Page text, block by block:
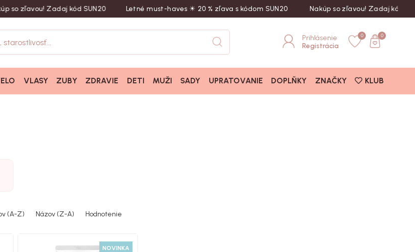
so zľavou! Zadaj kód SUN20 Letné must-haves ☀︎ 20 % zľava s kódom SUN20 Nakúp so zľavou! Zadaj kód
Prihlásenie
Registrácia
0 0
VLASY ZUBY ZDRAVIE DETI MUŽI SADY UPRATOVANIE DOPLŇKY ZNAČKY KLUB
(A-Z) Názov (Z-A) Hodnotenie
NOVINKA